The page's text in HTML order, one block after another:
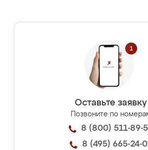
Оставьте заявку
Позвоните по
8 (800) 511-89-
8 (495) 665-24-